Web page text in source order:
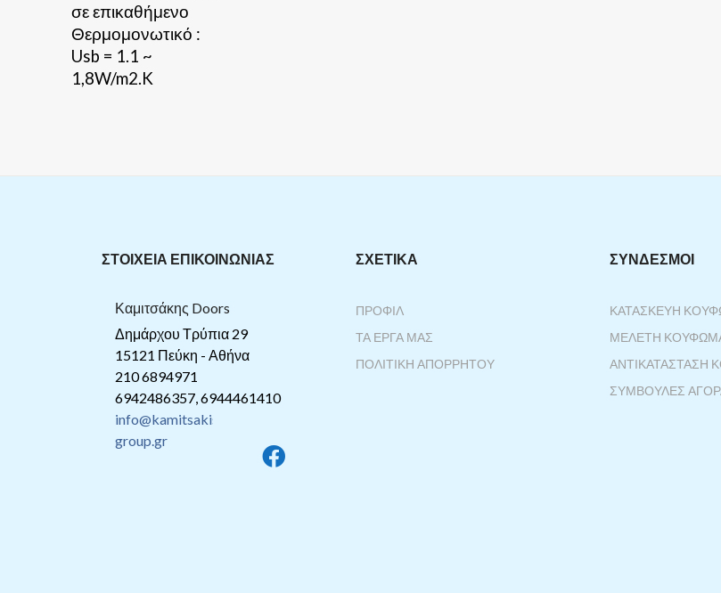
σε επικαθήμενο
Θερμομονωτικό :
Usb = 1.1 ~
1,8W/m2.K
ΣΤΟΙΧΕΙΑ ΕΠΙΚΟΙΝΩΝΙΑΣ
Καμιτσάκης Doors
Δημάρχου Τρύπια 29
15121 Πεύκη - Αθήνα
210 6894971
6942486357, 6944461410
info@kamitsakis-
group.gr
ΣΧΕΤΙΚΆ
ΠΡΟΦΊΛ
ΤΑ ΈΡΓΑ ΜΑΣ
ΠΟΛΙΤΙΚΉ ΑΠΟΡΡΉΤΟΥ
ΣΎΝΔΕΣΜΟΙ
ΚΑΤΑΣΚΕΥΉ
ΜΕΛΈΤΗ
ΑΝΤΙΚΑΤΆΣΤΑΣΗ
ΣΥΜΒΟΥΛΈΣ